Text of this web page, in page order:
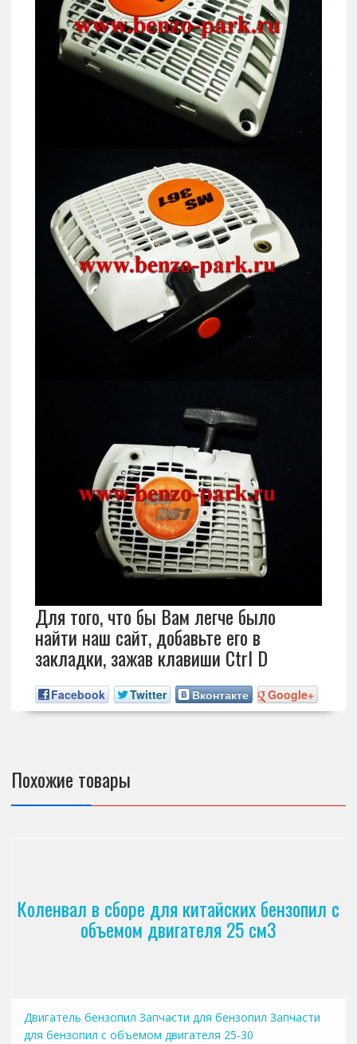
Для того, что бы Вам легче было
найти наш сайт, добавьте его в
закладки, зажав клавиши Ctrl D
Facebook Twitter Вконтакте Google+
Похожие товары
Коленвал в сборе для китайских бензопил с
объемом двигателя 25 см3
Двигатель бензопил Запчасти для бензопил Запчасти
для бензопил с объемом двигателя 25-30